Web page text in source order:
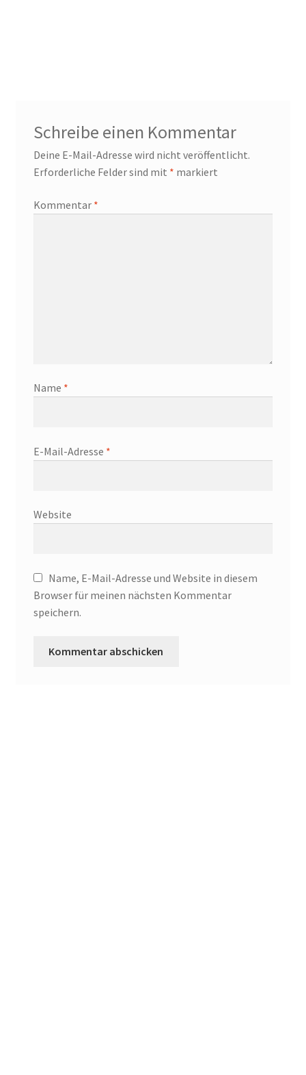
Schreibe einen Kommentar
Deine E-Mail-Adresse wird nicht veröffentlicht.
Erforderliche Felder sind mit * markiert
Kommentar *
Name *
E-Mail-Adresse *
Website
Name, E-Mail-Adresse und Website in diesem
Browser für meinen nächsten Kommentar
speichern.